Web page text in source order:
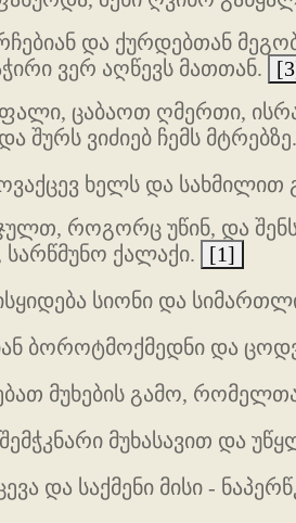
და ქურდებთან
ვერ აღწევს მათთან.
ცაბაოთ ღმერთი,
შურს ვიძიებ ჩემს მტრებზე.
ხელს და
როგორც უწინ, და
ქალაქი.
[1]
სიონი და
ბოროტმოქმედნი და
მუხების გამო,
მუხასავით და
და საქმენი მისი -